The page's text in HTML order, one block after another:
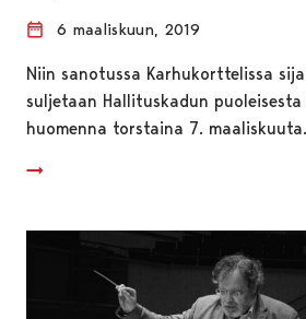
6 maaliskuun, 2019
Niin sanotussa Karhukorttelissa
suljetaan Hallituskadun
huomenna torstaina 7. maaliskuuta.